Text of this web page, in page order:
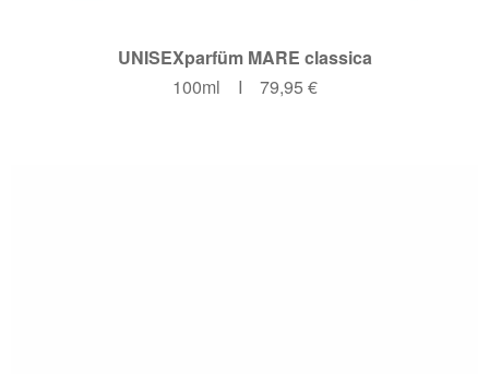
UNISEXparfüm MARE classica
100ml I 79,95 €